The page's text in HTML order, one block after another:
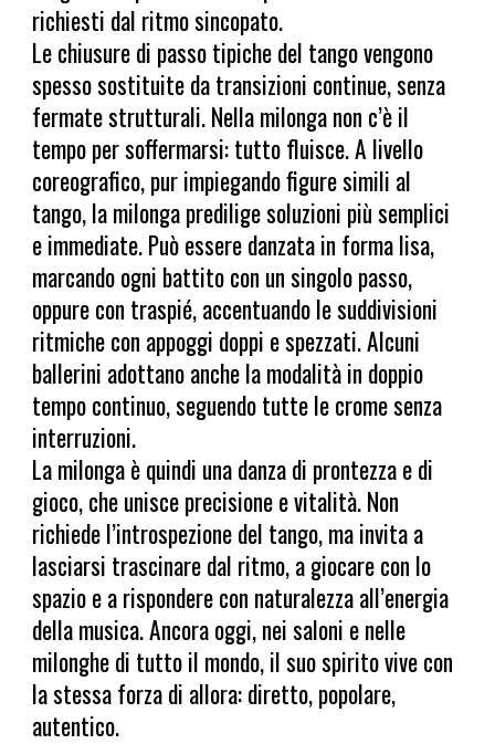
richiesti dal ritmo sincopato.
Le chiusure di passo tipiche del tango vengono
spesso sostituite da transizioni continue, senza
fermate strutturali. Nella milonga non c’è il
tempo per soffermarsi: tutto fluisce. A livello
coreografico, pur impiegando figure simili al
tango, la milonga predilige soluzioni più semplici
e immediate. Può essere danzata in forma lisa,
marcando ogni battito con un singolo passo,
oppure con traspié, accentuando le suddivisioni
ritmiche con appoggi doppi e spezzati. Alcuni
ballerini adottano anche la modalità in doppio
tempo continuo, seguendo tutte le crome senza
interruzioni.
La milonga è quindi una danza di prontezza e di
gioco, che unisce precisione e vitalità. Non
richiede l’introspezione del tango, ma invita a
lasciarsi trascinare dal ritmo, a giocare con lo
spazio e a rispondere con naturalezza all’energia
della musica. Ancora oggi, nei saloni e nelle
milonghe di tutto il mondo, il suo spirito vive con
la stessa forza di allora: diretto, popolare,
autentico.